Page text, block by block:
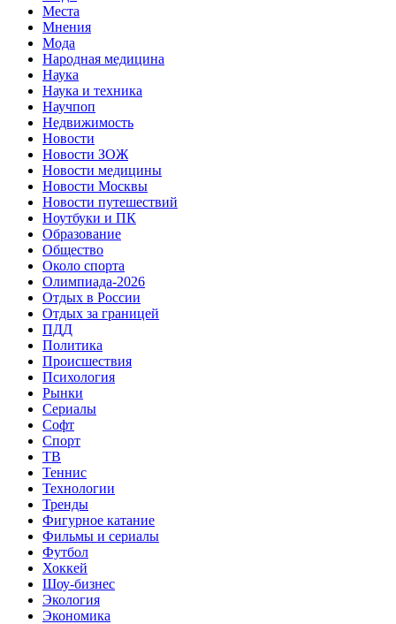
Места
Мнения
Мода
Народная медицина
Наука
Наука и техника
Научпоп
Недвижимость
Новости
Новости ЗОЖ
Новости медицины
Новости Москвы
Новости путешествий
Ноутбуки и ПК
Образование
Общество
Около спорта
Олимпиада-2026
Отдых в России
Отдых за границей
ПДД
Политика
Происшествия
Психология
Рынки
Сериалы
Софт
Спорт
ТВ
Теннис
Технологии
Тренды
Фигурное катание
Фильмы и сериалы
Футбол
Хоккей
Шоу-бизнес
Экология
Экономика